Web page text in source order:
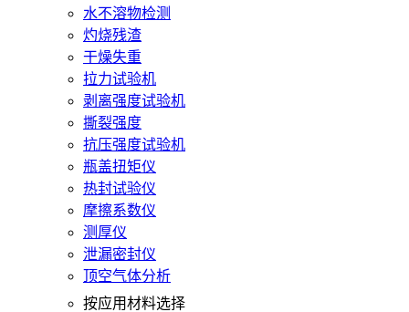
水不溶物检测
灼烧残渣
干燥失重
拉力试验机
剥离强度试验机
撕裂强度
抗压强度试验机
瓶盖扭矩仪
热封试验仪
摩擦系数仪
测厚仪
泄漏密封仪
顶空气体分析
按应用材料选择